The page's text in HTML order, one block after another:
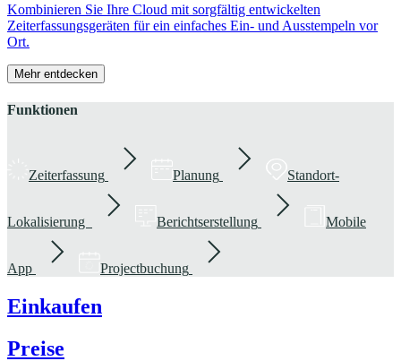
Kombinieren Sie Ihre Cloud mit sorgfältig entwickelten
Zeiterfassungsgeräten für ein einfaches Ein- und Ausstempeln vor
Ort.
Mehr entdecken
Funktionen
Zeiterfassung Planung Standort-
Lokalisierung Berichtserstellung Mobile
App Projectbuchung
Einkaufen
Preise